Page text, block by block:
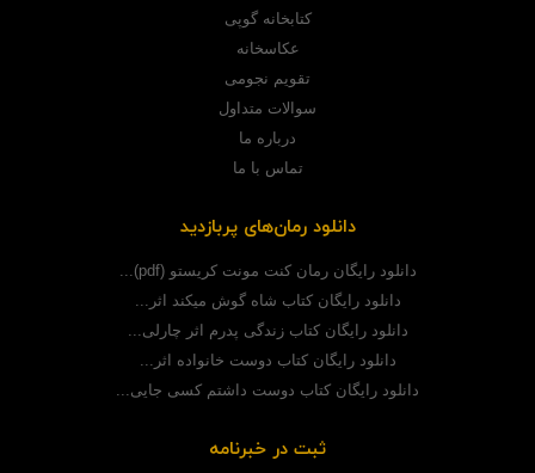
کتابخانه گوپی
عکاسخانه
تقویم نجومی
سوالات متداول
درباره ما
تماس با ما
دانلود رمان‌های پربازدید
دانلود رایگان رمان کنت مونت کریستو (pdf)...
دانلود رایگان کتاب شاه گوش میکند اثر...
دانلود رایگان کتاب زندگی پدرم اثر چارلی...
دانلود رایگان کتاب دوست خانواده اثر...
دانلود رایگان کتاب دوست داشتم کسی جایی...
ثبت در خبرنامه